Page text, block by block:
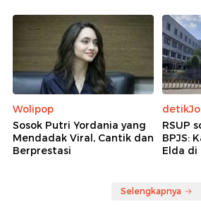
Wolipop
Sosok Putri Yordania yang
Mendadak Viral, Cantik dan
Berprestasi
RSUP
BPJS:
Elda di
Selengkapnya